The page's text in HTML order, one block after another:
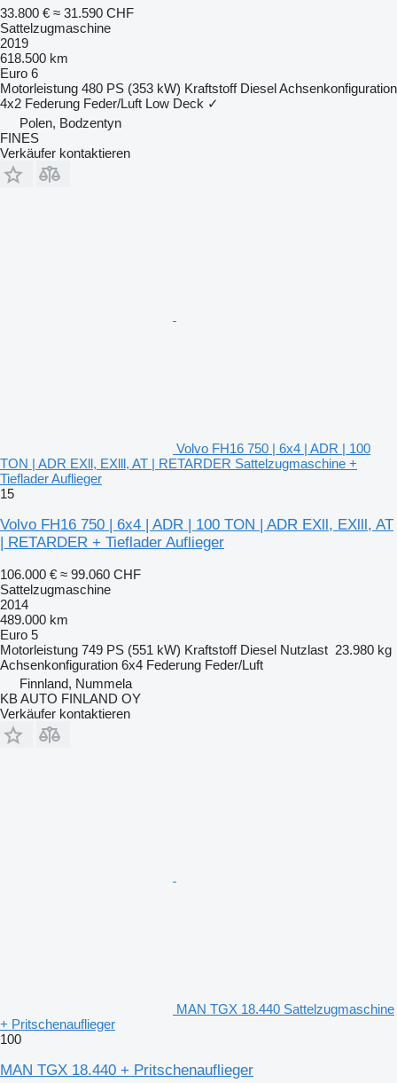
33.800 € ≈ 31.590 CHF
Sattelzugmaschine
2019
618.500 km
Euro 6
Motorleistung 480 PS (353 kW) Kraftstoff DieselAchsenkonfiguration
4x2 Federung Feder/Luft Low Deck ✓
Polen, Bodzentyn
FINES
Verkäufer kontaktieren
Volvo FH16 750 | 6x4 | ADR | 100
TON | ADR EXll, EXlll, AT | RETARDER Sattelzugmaschine +
Tieflader Auflieger
15
Volvo FH16 750 | 6x4 | ADR | 100 TON | ADR EXll, EXlll, AT
| RETARDER + Tieflader Auflieger
106.000 € ≈ 99.060 CHF
Sattelzugmaschine
2014
489.000 km
Euro 5
Motorleistung 749 PS (551 kW) Kraftstoff Diesel Nutzlast 23.980 kg
Achsenkonfiguration 6x4 Federung Feder/Luft
Finnland, Nummela
KB AUTO FINLAND OY
Verkäufer kontaktieren
MAN TGX 18.440 Sattelzugmaschine
+ Pritschenauflieger
100
MAN TGX 18.440 + Pritschenauflieger